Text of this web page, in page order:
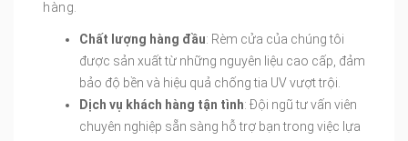
hàng.
Chất lượng hàng đầu: Rèm cửa của chúng tôi
được sản xuất từ những nguyên liệu cao cấp, đảm
bảo độ bền và hiệu quả chống tia UV vượt trội.
Dịch vụ khách hàng tận tình: Đội ngũ tư vấn viên
chuyên nghiệp sẵn sàng hỗ trợ bạn trong việc lựa